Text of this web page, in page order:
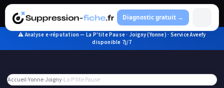
Diagnostic gratuit →
Aller
contenu
⚠ Analyse e-réputation — La P'tite Pause · Joigny (Yonne) · Service Aveefy
disponible 7j/7
Accueil›Yonne›Joigny›La P'tite Pause